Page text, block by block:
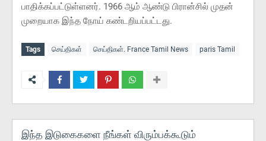
பாதிக்கப்பட்டுள்ளனர். 1966 ஆம் ஆண்டு பிரான்சில் முதன்
முறையாக இந்த நோய் கண்டறியப்பட்டது.
Tags செய்திகள் செய்திகள். France Tamil News paris Tamil
இந்த இடுகைகளை நீங்கள் விரும்பக்கூடும்